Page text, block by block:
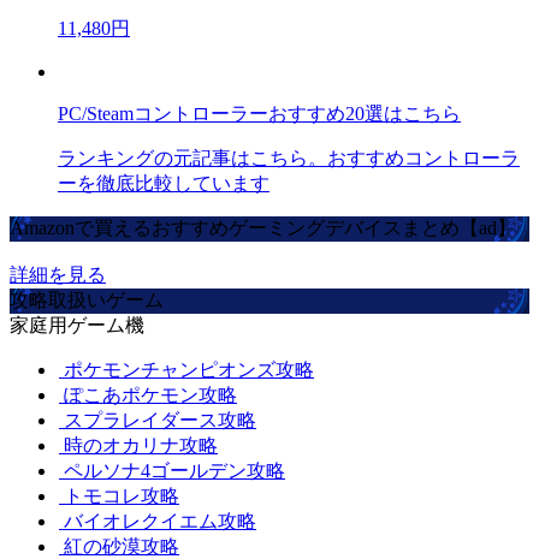
11,480円
PC/Steamコントローラーおすすめ20選はこちら
ランキングの元記事はこちら。おすすめコントローラ
ーを徹底比較しています
Amazonで買えるおすすめゲーミングデバイスまとめ【ad】
詳細を見る
攻略取扱いゲーム
家庭用ゲーム機
ポケモンチャンピオンズ攻略
ぽこあポケモン攻略
スプラレイダース攻略
時のオカリナ攻略
ペルソナ4ゴールデン攻略
トモコレ攻略
バイオレクイエム攻略
紅の砂漠攻略